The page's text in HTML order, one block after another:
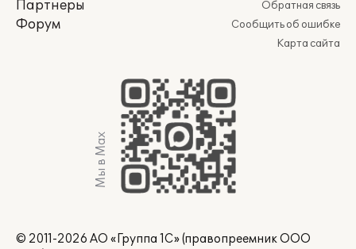
Партнеры
Форум
Обратная связь
Сообщить об ошибке
Карта сайта
Мы в Max
© 2011-2026 АО «Группа 1С» (правопреемник ООО